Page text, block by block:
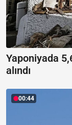
Yaponiyada
alındı
00:44